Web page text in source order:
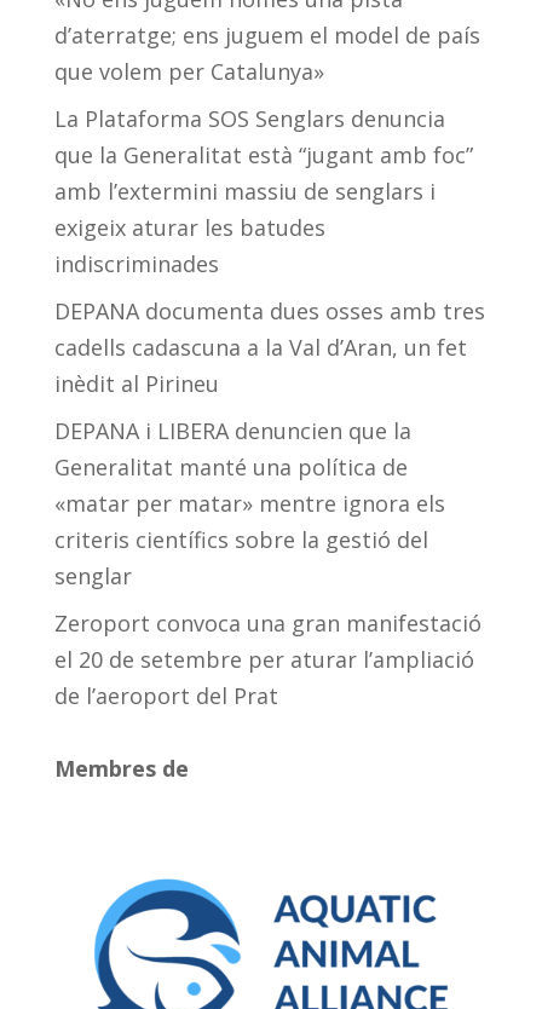
d’aterratge; ens juguem el model de país
que volem per Catalunya»
La Plataforma SOS Senglars denuncia
que la Generalitat està “jugant amb foc”
amb l’extermini massiu de senglars i
exigeix aturar les batudes
indiscriminades
DEPANA documenta dues osses amb tres
cadells cadascuna a la Val d’Aran, un fet
inèdit al Pirineu
DEPANA i LIBERA denuncien que la
Generalitat manté una política de
«matar per matar» mentre ignora els
criteris científics sobre la gestió del
senglar
Zeroport convoca una gran manifestació
el 20 de setembre per aturar l’ampliació
de l’aeroport del Prat
Membres de